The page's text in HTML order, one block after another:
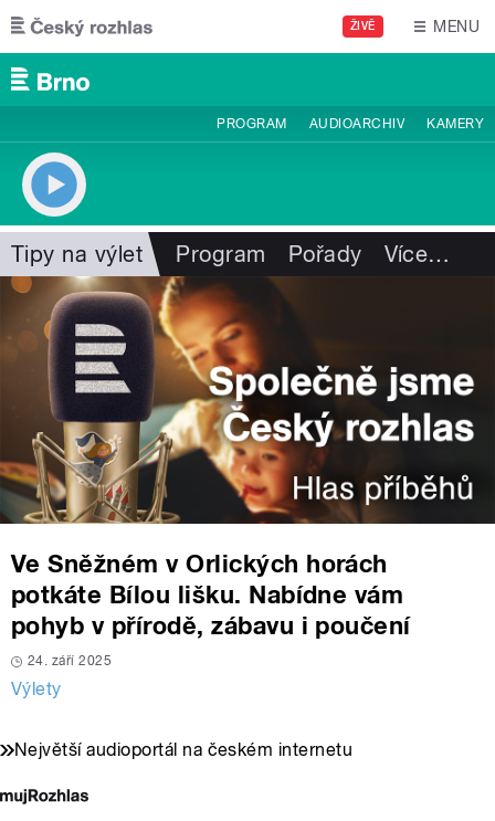
Přejít k hlavnímu obsahu
ŽIVĚ MENU
PROGRAM AUDIOARCHIV KAMERY
Tipy na výlet Program Pořady Více…
Ve Sněžném v Orlických horách
potkáte Bílou lišku. Nabídne vám
pohyb v přírodě, zábavu i poučení
24. září 2025
Výlety
Největší audioportál na českém internetu